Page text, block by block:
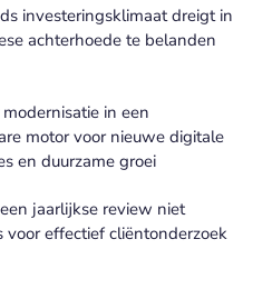
Meer Beleidsadvies nieuws
investeringsklimaat dreigt in
achterhoede te belanden
in een
motor voor nieuwe digitale
en duurzame groei
jaarlijkse review niet
voor effectief cliëntonderzoek